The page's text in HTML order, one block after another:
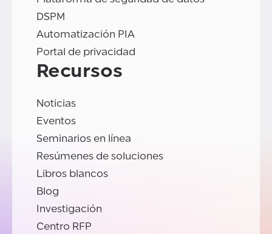
DSPM
Automatización PIA
Portal de privacidad
Recursos
Noticias
Eventos
Seminarios en línea
Resúmenes de soluciones
Libros blancos
Blog
Investigación
Centro RFP